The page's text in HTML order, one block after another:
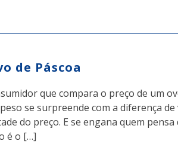
de Páscoa
que compara o preço de um
se surpreende com a diferença
do preço. E se engana quem
é o […]